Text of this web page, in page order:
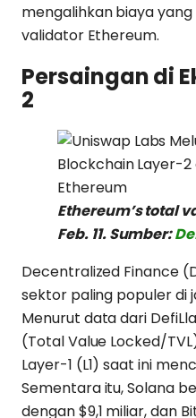
mengalihkan biaya
validator Ethereum.
Persaingan di
2
Ethereum’s total
Feb. 11. Sumber:
Decentralized Finance
sektor paling populer di
Menurut data dari
(Total Value Locked/
Layer-1 (L1) saat ini
Sementara itu, Solana
dengan $9,1 miliar, dan